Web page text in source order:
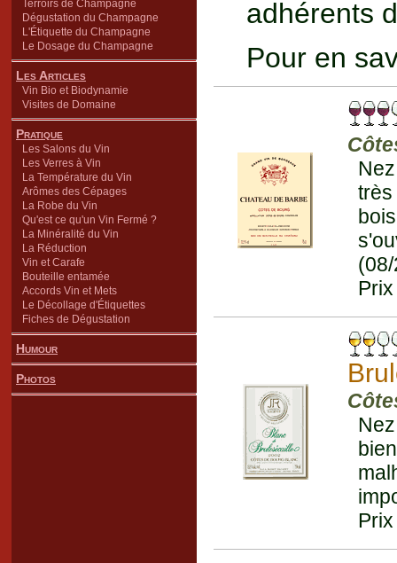
Terroirs de Champagne
Dégustation du Champagne
L'Étiquette du Champagne
Le Dosage du Champagne
Les Articles
Vin Bio et Biodynamie
Visites de Domaine
Pratique
Les Salons du Vin
Les Verres à Vin
La Température du Vin
Arômes des Cépages
La Robe du Vin
Qu'est ce qu'un Vin Fermé ?
La Minéralité du Vin
La Réduction
Vin et Carafe
Bouteille entamée
Accords Vin et Mets
Le Décollage d'Étiquettes
Fiches de Dégustation
Humour
Photos
adhérents
Pour en